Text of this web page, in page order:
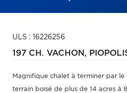
ULS : 16226256
197 CH. VACHON,
Magnifique chalet à terminer par
terrain boisé de plus de 14 acres à